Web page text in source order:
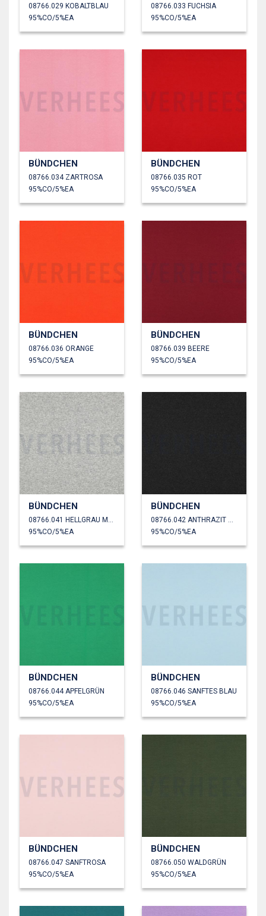
08766.029 KOBALTBLAU
95%CO/5%EA
08766.033 FUCHSIA
95%CO/5%EA
BÜNDCHEN
08766.034 ZARTROSA
95%CO/5%EA
BÜNDCHEN
08766.035 ROT
95%CO/5%EA
BÜNDCHEN
08766.036 ORANGE
95%CO/5%EA
BÜNDCHEN
08766.039 BEERE
95%CO/5%EA
BÜNDCHEN
95%CO/5%EA
BÜNDCHEN
95%CO/5%EA
BÜNDCHEN
08766.044 APFELGRÜN
95%CO/5%EA
BÜNDCHEN
08766.046 SANFTES BLAU
95%CO/5%EA
BÜNDCHEN
08766.047 SANFTROSA
95%CO/5%EA
BÜNDCHEN
08766.050 WALDGRÜN
95%CO/5%EA